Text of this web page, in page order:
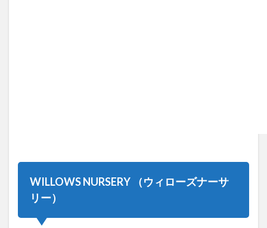
WILLOWS NURSERY （ウィローズナーサ
リー）